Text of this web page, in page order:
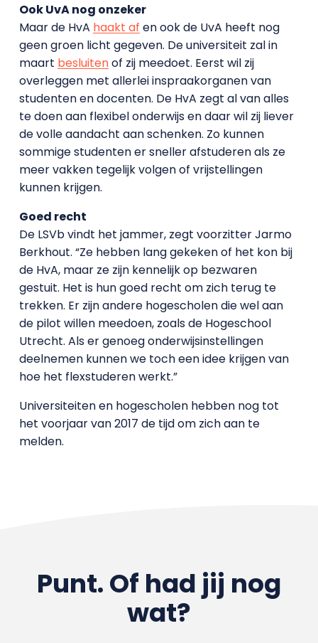
Ook UvA nog onzeker
Maar de HvA haakt af en ook de UvA heeft nog
geen groen licht gegeven. De universiteit zal in
maart besluitenof zij meedoet. Eerst wil zij
overleggen met allerlei inspraakorganen van
studenten en docenten. De HvA zegt al van alles
te doen aan flexibel onderwijs en daar wil zij liever
de volle aandacht aan schenken. Zo kunnen
sommige studenten er sneller afstuderen als ze
meer vakken tegelijk volgen of vrijstellingen
kunnen krijgen.
Goed recht
De LSVb vindt het jammer, zegt voorzitter Jarmo
Berkhout. “Ze hebben lang gekeken of het kon bij
de HvA, maar ze zijn kennelijk op bezwaren
gestuit. Het is hun goed recht om zich terug te
trekken. Er zijn andere hogescholen die wel aan
de pilot willen meedoen, zoals de Hogeschool
Utrecht. Als er genoeg onderwijsinstellingen
deelnemen kunnen we toch een idee krijgen van
hoe het flexstuderen werkt.”
Universiteiten en hogescholen hebben nog tot
het voorjaar van 2017 de tijd om zich aan te
melden.
Punt. Of had jij nog
wat?